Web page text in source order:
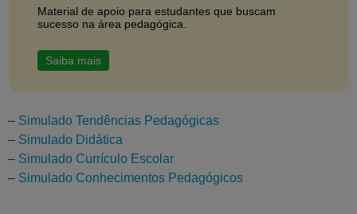
Material de apoio para estudantes que buscam
sucesso na área pedagógica.
Saiba mais
– Simulado Tendências Pedagógicas
– Simulado Didática
– Simulado Currículo Escolar
– Simulado Conhecimentos Pedagógicos